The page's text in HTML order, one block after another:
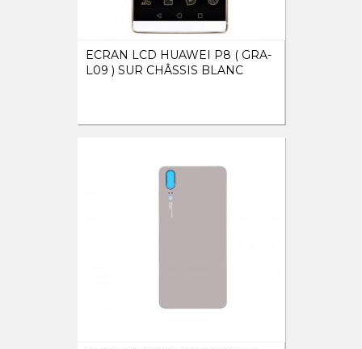
ECRAN LCD HUAWEI P8 ( GRA-
L09 ) SUR CHÂSSIS BLANC